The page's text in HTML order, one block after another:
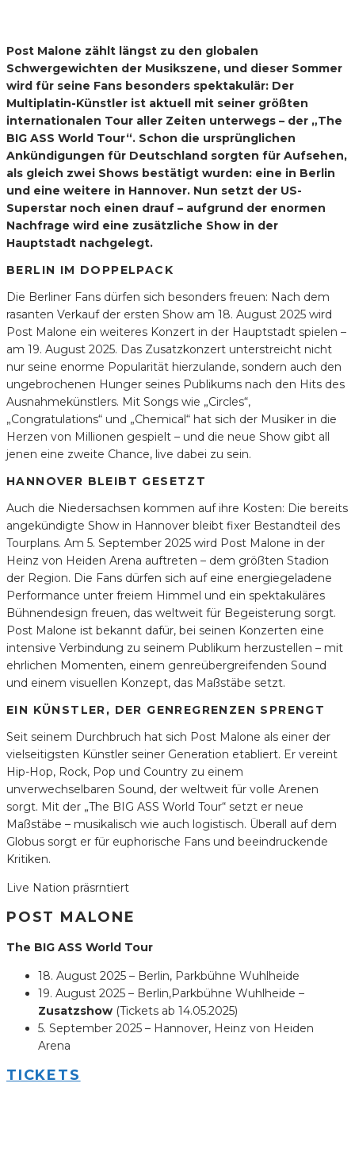
Post Malone zählt längst zu den globalen
Schwergewichten der Musikszene, und dieser Sommer
wird für seine Fans besonders spektakulär: Der
Multiplatin-Künstler ist aktuell mit seiner größten
internationalen Tour aller Zeiten unterwegs – der „The
BIG ASS World Tour“. Schon die ursprünglichen
Ankündigungen für Deutschland sorgten für Aufsehen,
als gleich zwei Shows bestätigt wurden: eine in Berlin
und eine weitere in Hannover. Nun setzt der US-
Superstar noch einen drauf – aufgrund der enormen
Nachfrage wird eine zusätzliche Show in der
Hauptstadt nachgelegt.
BERLIN IM DOPPELPACK
Die Berliner Fans dürfen sich besonders freuen: Nach dem
rasanten Verkauf der ersten Show am 18. August 2025 wird
Post Malone ein weiteres Konzert in der Hauptstadt spielen –
am 19. August 2025. Das Zusatzkonzert unterstreicht nicht
nur seine enorme Popularität hierzulande, sondern auch den
ungebrochenen Hunger seines Publikums nach den Hits des
Ausnahmekünstlers. Mit Songs wie „Circles“,
„Congratulations“ und „Chemical“ hat sich der Musiker in die
Herzen von Millionen gespielt – und die neue Show gibt all
jenen eine zweite Chance, live dabei zu sein.
HANNOVER BLEIBT GESETZT
Auch die Niedersachsen kommen auf ihre Kosten: Die bereits
angekündigte Show in Hannover bleibt fixer Bestandteil des
Tourplans. Am 5. September 2025 wird Post Malone in der
Heinz von Heiden Arena auftreten – dem größten Stadion
der Region. Die Fans dürfen sich auf eine energiegeladene
Performance unter freiem Himmel und ein spektakuläres
Bühnendesign freuen, das weltweit für Begeisterung sorgt.
Post Malone ist bekannt dafür, bei seinen Konzerten eine
intensive Verbindung zu seinem Publikum herzustellen – mit
ehrlichen Momenten, einem genreübergreifenden Sound
und einem visuellen Konzept, das Maßstäbe setzt.
EIN KÜNSTLER, DER GENREGRENZEN SPRENGT
Seit seinem Durchbruch hat sich Post Malone als einer der
vielseitigsten Künstler seiner Generation etabliert. Er vereint
Hip-Hop, Rock, Pop und Country zu einem
unverwechselbaren Sound, der weltweit für volle Arenen
sorgt. Mit der „The BIG ASS World Tour“ setzt er neue
Maßstäbe – musikalisch wie auch logistisch. Überall auf dem
Globus sorgt er für euphorische Fans und beeindruckende
Kritiken.
Live Nation präsrntiert
POST MALONE
The BIG ASS World Tour
18. August 2025 – Berlin, Parkbühne Wuhlheide
19. August 2025 – Berlin,Parkbühne Wuhlheide –
Zusatzshow (Tickets ab 14.05.2025)
5. September 2025 – Hannover, Heinz von Heiden
Arena
TICKETS